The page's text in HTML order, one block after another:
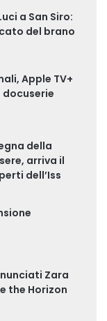
a San Siro:
del brano
Apple TV+
docuserie
della
arriva il
dell’Iss
Zara
the Horizon